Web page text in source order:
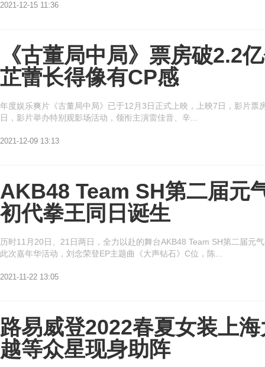
2021-12-15 11:36
《古董局中局》票房破2.2
芷蕾长得像有CP感
年度娱乐爽片《古董局中局》已于12月3日正式上映，上映7日，影片
日，影片举办特别观影场活动，领衔主演雷佳音、辛...
2021-12-09 13:13
AKB48 Team SH第二届元
初代拳王同日诞生
历时11月20日、21日两日，全力以赴的舞台AKB48 Team SH第二届元
此次嘉年华活动，刘念荣登EP主题曲《大声钻石》C位，陈...
2021-11-22 13:05
路易威登2022春夏女装上
越等众星现身助阵